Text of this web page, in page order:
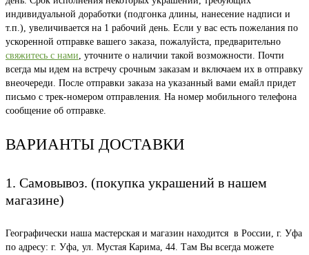
индивидуальной доработки (подгонка длины, нанесение надписи и
т.п.), увеличивается на 1 рабочий день. Если у вас есть пожелания по
ускоренной отправке вашего заказа, пожалуйста, предварительно
свяжитесь с нами, уточните о наличии такой возможности. Почти
всегда мы идем на встречу срочным заказам и включаем их в отправку
внеочереди. После отправки заказа на указанный вами емайл придет
письмо с трек-номером отправления. На номер мобильного телефона
сообщение об отправке.
ВАРИАНТЫ ДОСТАВКИ
1. Самовывоз. (покупка украшений в нашем
магазине)
Географически наша мастерская и магазин находится в России, г. Уфа
по адресу: г. Уфа, ул. Мустая Карима, 44. Там Вы всегда можете